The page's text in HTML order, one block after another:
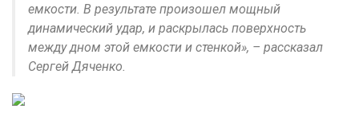
емкости. В результате произошел мощный
динамический удар, и раскрылась поверхность
между дном этой емкости и стенкой», – рассказал
Сергей Дяченко.